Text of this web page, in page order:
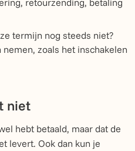
termijn nog steeds niet?
zoals het inschakelen
niet
hebt betaald, maar dat de
levert. Ook dan kun je